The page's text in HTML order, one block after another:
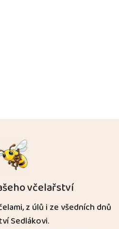
včelařství
z úlů i ze všedních dnů
Sedlákovi.